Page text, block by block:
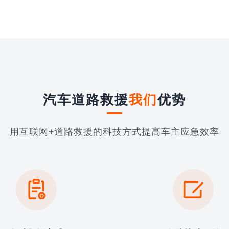
汽车道路救援我们优势
用互联网+道路救援的科技方式提高车主应急效率
 